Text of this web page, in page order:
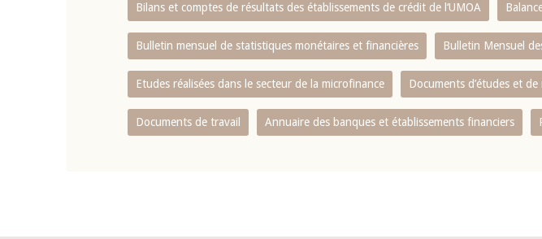
Bilans et comptes de résultats des établissements de crédit de l‘UMOA
Bulletin mensuel de statistiques monétaires et financières Bulletin Mensuel
Etudes réalisées dans le secteur de la microfinance Documents d’études et
Documents de travail Annuaire des banques et établissements financiers